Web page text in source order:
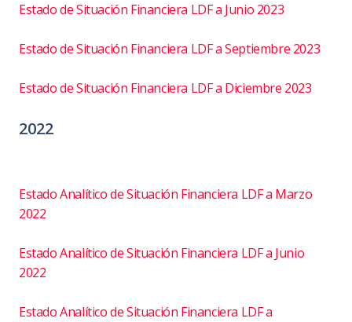
Estado de Situación Financiera LDF a Junio 2023
Estado de Situación Financiera LDF a Septiembre 2023
Estado de Situación Financiera LDF a Diciembre 2023
2022
Estado Analítico de Situación Financiera LDF a Marzo
2022
Estado Analítico de Situación Financiera LDF a Junio
2022
Estado Analítico de Situación Financiera LDF a